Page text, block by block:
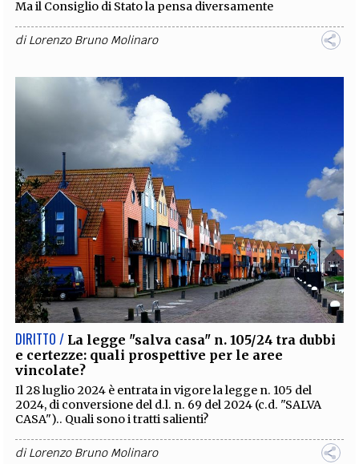
Ma il Consiglio di Stato la pensa diversamente
diLorenzo Bruno Molinaro
DIRITTO / La legge "salva casa" n. 105/24 tra dubbi
e certezze: quali prospettive per le aree
vincolate?
Il 28 luglio 2024 è entrata in vigore la legge n. 105 del
2024, di conversione del d.l. n. 69 del 2024 (c.d. "SALVA
CASA").. Quali sono i tratti salienti?
diLorenzo Bruno Molinaro